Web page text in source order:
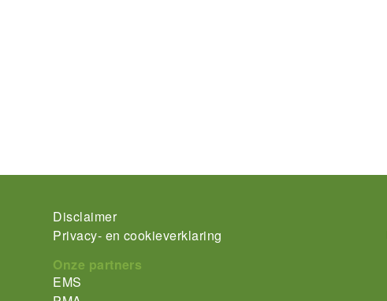
Footer-
menu
Disclaimer
Privacy- en cookieverklaring
Onze partners
EMS